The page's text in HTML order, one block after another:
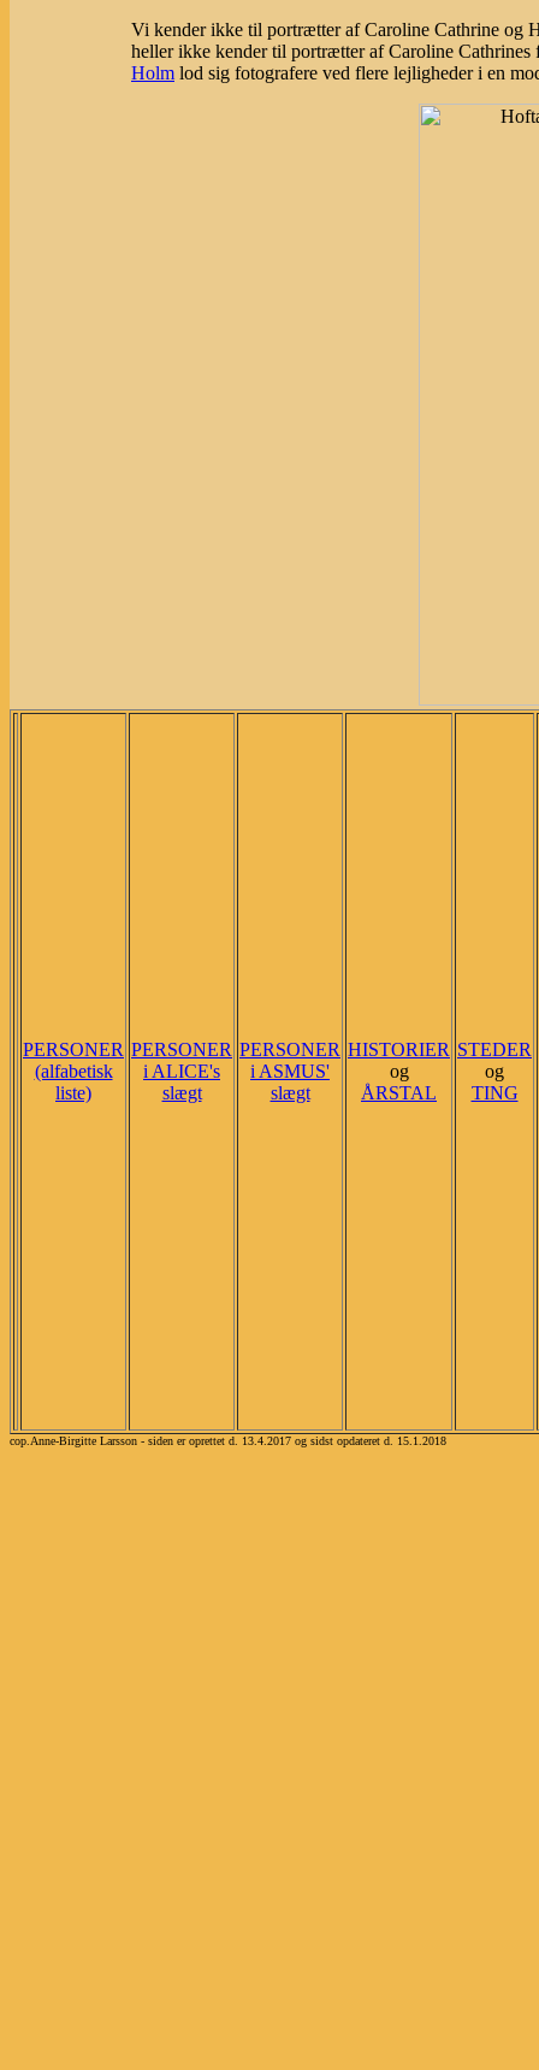
Vi kender ikke til portrætter af Caroline Cathrine og
heller ikke kender til portrætter af Caroline
Holm lod sig fotografere ved flere lejligheder i en
PERSONER
(alfabetisk
liste)
PERSONER
i ALICE's
slægt
PERSONER
i ASMUS'
slægt
HISTORIER
og
ÅRSTAL
STEDER
og
TING
cop.Anne-Birgitte Larsson - siden er oprettet d. 13.4.2017 og sidst opdateret d. 15.1.2018